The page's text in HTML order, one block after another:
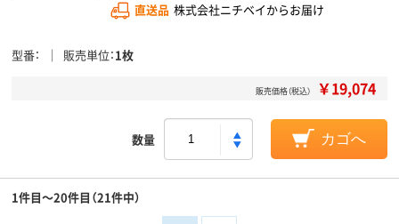
直送品 株式会社ニチベイからお届け
型番 販売単位 1枚
販売価格（税込） ￥19,074
数量 カゴへ
1件目～20件目（21件中）